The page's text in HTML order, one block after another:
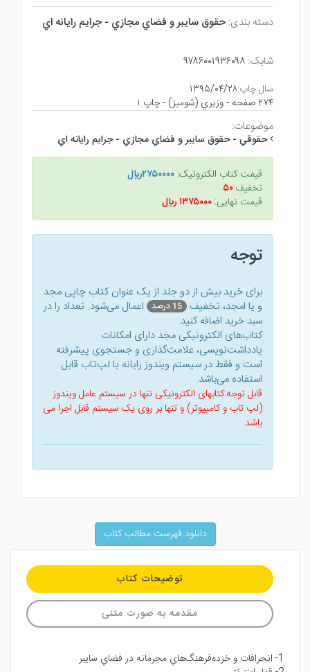
دسته بندی: حقوق سايبر و فضاي مجازي - جرايم رايانه اي
شابک: ۹۷۸۶۰۰۱۹۳۶۰۹۸
سال چاپ:۱۳۹۵/۰۴/۲۸
۲۷۴ صفحه - وزيري (شوميز) - چاپ ۱
موضوعات:
حقوقي - حقوق سايبر و فضاي مجازي - جرايم رايانه اي
قیمت کتاب الکترونیک: ۲۷۵۰۰۰۰ريال
تخفیف:۵۰
قیمت نهایی: ۱۳۷۵۰۰۰ ريال
توجه
برای خرید بیش از دو جلد از یک عنوان کتاب‌ چاپی مجد
و یا امجد، تخفیف 15 درصد
اعمال می‌شود. تعداد را در
سبد خرید اضافه کنید.
کتاب‌های الکترونیکی مجد دارای امکانات
یادداشت‌نویسی، علامت‌گذاری و جستجوی پیشرفته
است و فقط در سیستم ویندوز رایانه یا لپ‌تاب قابل
استفاده می‌باشد.
قابل توجه:کتابهای الکترونیکی تنها در سیستم عامل ویندوز
(لپ تاب و کامپیوتر) و تنها بر روی یک سیستم قابل اجرا می
باشد
دانلود فهرست مطالب کتاب
توضیحات کتاب
مقدمه به صورت متنی
1- انحرافات و خرده‌فرهنگ‌هاي مجرمانه در فضاي سايبر